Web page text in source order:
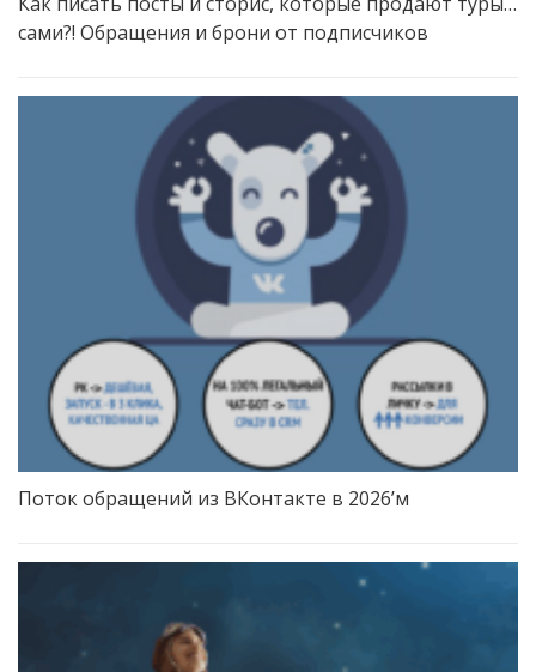
сами?! Обращения и брони от подписчиков
Поток обращений из ВКонтакте в 2026’м